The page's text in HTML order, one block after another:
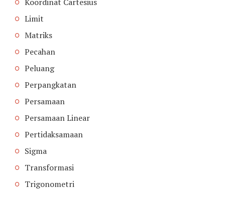
Limit
Matriks
Pecahan
Peluang
Perpangkatan
Persamaan
Persamaan Linear
Pertidaksamaan
Sigma
Transformasi
Trigonometri